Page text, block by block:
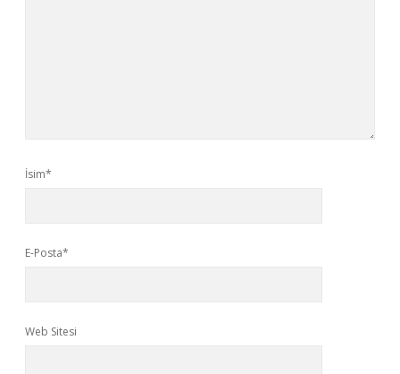
İsim*
E-Posta*
Web Sitesi